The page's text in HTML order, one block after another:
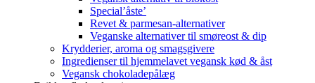
Special’åste’
Revet & parmesan-alternativer
Veganske alternativer til smøreost & dip
Krydderier, aroma og smagsgivere
Ingredienser til hjemmelavet vegansk kød & åst
Vegansk chokoladepålæg